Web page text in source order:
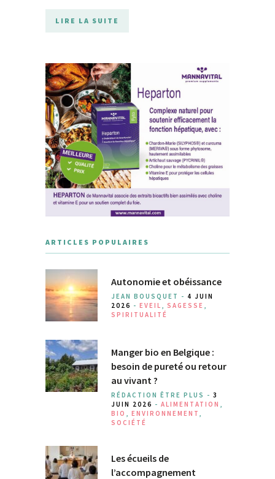
LIRE LA SUITE
ARTICLES POPULAIRES
Autonomie et obéissance
JEAN BOUSQUET - 4 JUIN
2026 - EVEIL SAGESSE
SPIRITUALITÉ
Manger bio en Belgique :
besoin de pureté ou retour
au vivant ?
RÉDACTION ÊTRE PLUS - 3
JUIN 2026 - ALIMENTATION
BIO
ENVIRONNEMENT
SOCIÉTÉ
Les écueils de
l’accompagnement